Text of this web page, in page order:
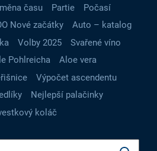
času Partie
Počasí
Nové začátky
Auto – katalog
Volby 2025
Svařené víno
Pohlreicha
Aloe vera
Výpočet ascendentu
Nejlepší palačinky
koláč